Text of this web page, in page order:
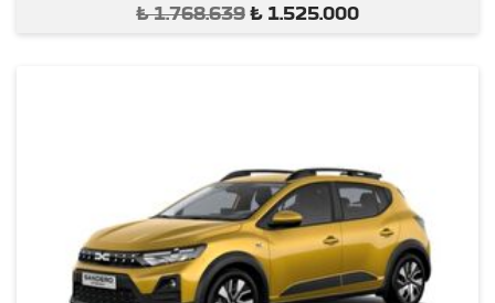
₺1.768.639 ₺ 1.525.000